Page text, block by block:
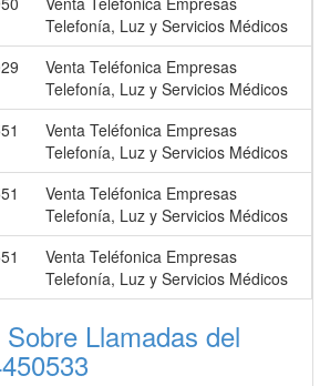
Telefonía, Luz y Servicios Médicos
Venta Teléfonica Empresas
Telefonía, Luz y Servicios Médicos
Venta Teléfonica Empresas
Telefonía, Luz y Servicios Médicos
Venta Teléfonica Empresas
Telefonía, Luz y Servicios Médicos
Venta Teléfonica Empresas
Telefonía, Luz y Servicios Médicos
Llamadas del